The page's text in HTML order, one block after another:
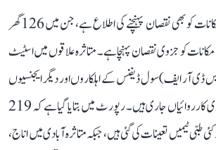
متاثرہ اضلاع میں رہائشی مکانات کو بھی نقصان پہنچنے کی اطلاع ہے، جن میں 126 گھر
مکمل طور پر تباہ جبکہ 344 مکانات کو جزوی نقصان پہنچا ہے۔ متاثرہ علاقوں میں اسٹیٹ
ڈی آر ایف) سول ڈیفنس کے اہلکاروں اور دیگر ایجنسیوں
کی جانب سے بچاؤ اور امدادی کارروائیاں جاری ہیں۔ رپورٹ میں بتایا گیا ہے کہ 219
8 کشتیاں اور کئی طبی ٹیمیں تعینات کی گئی ہیں، جبکہ متاثرہ آبادی میں اناج،